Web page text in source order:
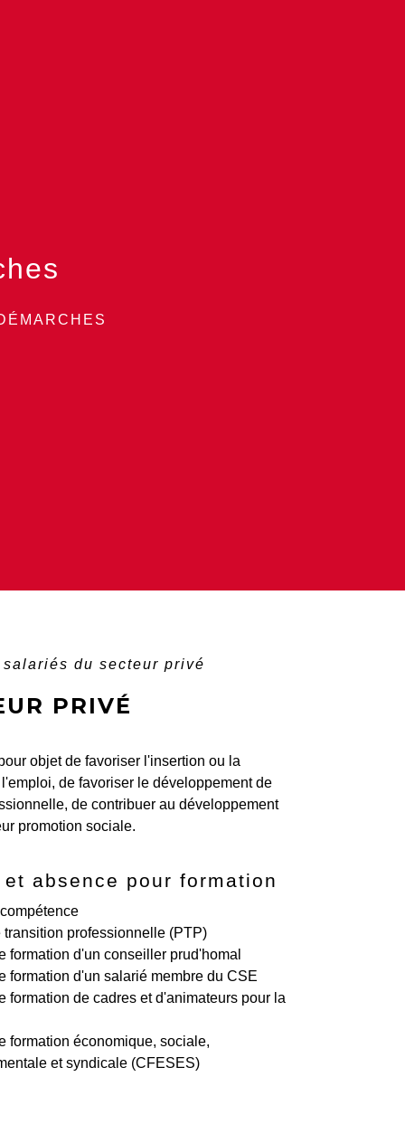
du secteur privé
PRIVÉ
objet de favoriser l'insertion ou la
de favoriser le développement de
de contribuer au développement
promotion sociale.
et absence pour formation
transition professionnelle (PTP)
formation d'un conseiller prud'homal
formation d'un salarié membre du CSE
formation de cadres et d'animateurs pour la
formation économique, sociale,
et syndicale (CFESES)